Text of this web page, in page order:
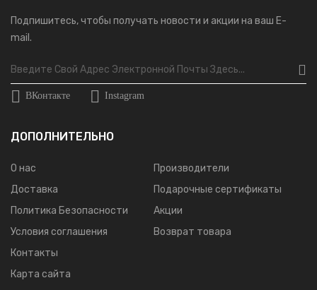
Подпишитесь, чтобы получать новости и акции на ваш E-
mail.
ВКонтакте Instagram
ДОПОЛНИТЕЛЬНО
О нас
Доставка
Политика Безопасности
Условия соглашения
Контакты
Карта сайта
Производители
Подарочные сертификаты
Акции
Возврат товара